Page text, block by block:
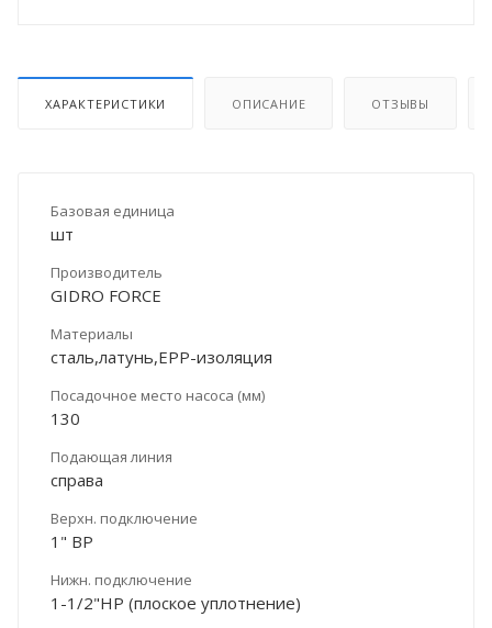
ХАРАКТЕРИСТИКИ ОПИСАНИЕ ОТЗЫВЫ
Базовая единица
шт
Производитель
GIDRO FORCE
Материалы
сталь,латунь,ЕРР-изоляция
Посадочное место насоса (мм)
130
Подающая линия
справа
Верхн. подключение
1" ВР
Нижн. подключение
1-1/2"НР (плоское уплотнение)